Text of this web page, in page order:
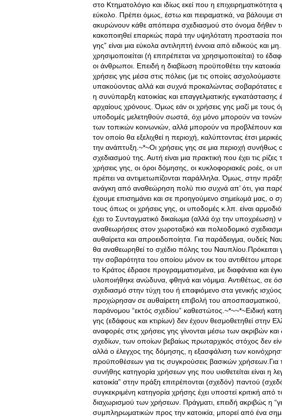
στο Κτηματολόγιο και ιδίως εκεί που η
εύκολο. Πρέπει όμως, έστω και πειραματικά, να βάλουμε
ακυρώνουν κάθε απόπειρα σχεδιασμού στο όνομα δήθεν
κακοποιηθεί επαρκώς παρά την υψηλότατη προστασία
γης” είναι μια εύκολα αντιληπτή έννοια από ειδικούς και
χρησιμοποιείται (ή επιτρέπεται να χρησιμοποιείται) το
οι άνθρωποι. Επειδή η διαβίωση προϋποθέτει την
χρήσεις γης μέσα στις πόλεις (με τις οποίες
υπακούοντας αλλά και συχνά προκαλώντας σοβαρότατες
η συνύπαρξη κατοικίας και επαγγελματικής εγκατάστασης
αρχαίους χρόνους. Όμως εάν οι χρήσεις γης μαζί με τους
υποδομές μελετηθούν σωστά, όχι μόνο μπορούν να
των τοπικών κοινωνιών, αλλά μπορούν να προβλέπουν
τον οποίο θα εξελιχθεί η περιοχή, καλύπτοντας έτσι
την ανάπτυξη.~*~Οι χρήσεις γης σε μια περιοχή συνήθως
σχεδιασμού της. Αυτή είναι μια πρακτική που έχει τις
χρήσεις γης, οι όροι δόμησης, οι κυκλοφοριακές ροές, οι
πρέπει να αντιμετωπίζονται παράλληλα. Όμως, στην
ανάγκη από αναθεώρηση πολύ πιο συχνά απ’ ότι, για
έχουμε επισημάνει και σε προηγούμενο σημείωμά μας, ο
τους όπως οι χρήσεις γης, οι υποδομές κ.λπ. είναι
έχει το Συνταγματικό δικαίωμα (αλλά όχι την υποχρέωση)
αναθεωρήσεις στον χωροταξικό και πολεοδομικό
αυθαίρετα και απροειδοποίητα. Για παράδειγμα, ουδείς
θα αναθεωρηθεί το σχέδιο πόλης του Ναυπλίου.Πρόκειται
την σοβαρότητα του οποίου μόνον εκ του αντιθέτου
το Κράτος έδρασε προγραμματισμένα, με διαφάνεια και
υλοποιήθηκε ανώδυνα, φθηνά και νόμιμα. Αντιθέτως, σε
σχεδιασμό στην τύχη του ή επαφιόμενο στα γενικής
προχώρησαν σε αυθαίρετη επιβολή του
παράνομου “εκτός σχεδίου” καθεστώτος.~*~~*~Ειδική
γης (εδάφους και κτιρίων) δεν έχουν θεσμοθετηθεί στην
αναφορές στις χρήσεις γης γίνονται μέσω των ακριβών
σχεδίων, των οποίων βεβαίως πρωταρχικός στόχος δεν
αλλά ο έλεγχος της δόμησης, η εξασφάλιση των
προϋποθέσεων για τις συγκρούσεις βασικών χρήσεων.Για
συνήθης κατηγορία χρήσεων γης που υιοθετείται είναι η
κατοικία” στην πράξη επιτρέπονται (σχεδόν) παντού
συγκεκριμένη κατηγορία χρήσης έχει υποστεί κριτική
διαχωρισμού των χρήσεων. Πράγματι, επειδή ακριβώς η
συμπληρωματικών προς την κατοικία, μπορεί από ένα